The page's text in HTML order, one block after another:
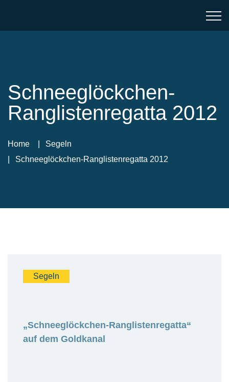
Schneeglöckchen-
Ranglistenregatta 2012
Home
Segeln
Schneeglöckchen-Ranglistenregatta 2012
Segeln
„Schneeglöckchen-Ranglistenregatta“
auf dem Goldkanal